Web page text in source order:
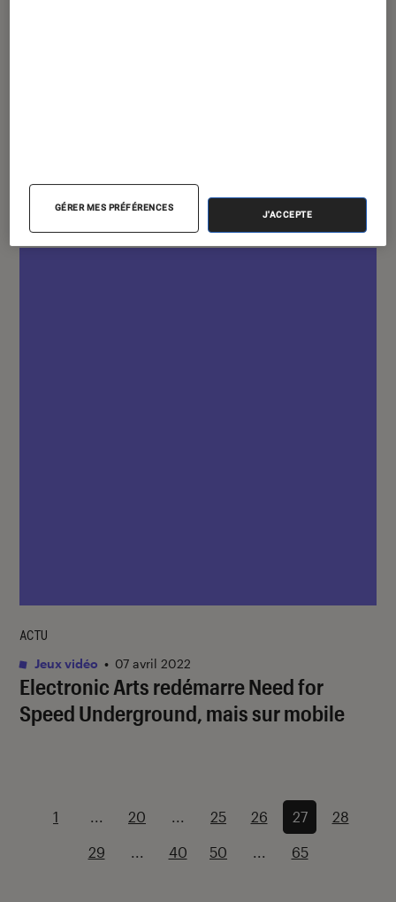
Creeddébarquent dans
Electronic Arts redémarreNeed for
Speed Underground, mais sur mobile
ACTU
Jeux vidéo • 07 avril 2022
1 ... 20 ... 25 26 27 28
29 ... 40 50 ... 65
GÉRER MES PRÉFÉRENCES
J'ACCEPTE